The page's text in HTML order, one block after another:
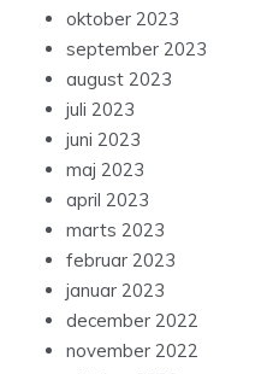
oktober 2023
september 2023
august 2023
juli 2023
juni 2023
maj 2023
april 2023
marts 2023
februar 2023
januar 2023
december 2022
november 2022